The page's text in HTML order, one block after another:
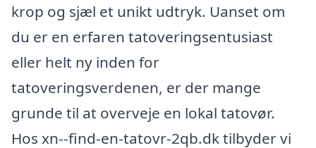
krop og sjæl et unikt udtryk. Uanset om
du er en erfaren tatoveringsentusiast
eller helt ny inden for
tatoveringsverdenen, er der mange
grunde til at overveje en lokal tatovør.
Hos xn--find-en-tatovr-2qb.dk tilbyder vi